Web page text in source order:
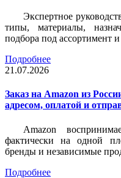
Экспертное
типы, материалы,
подбора под ассортимент
Подробнее
21.07.2026
Заказ на Amazon из
адресом, оплатой и
Amazon
фактически на одной
бренды и независимые
Подробнее